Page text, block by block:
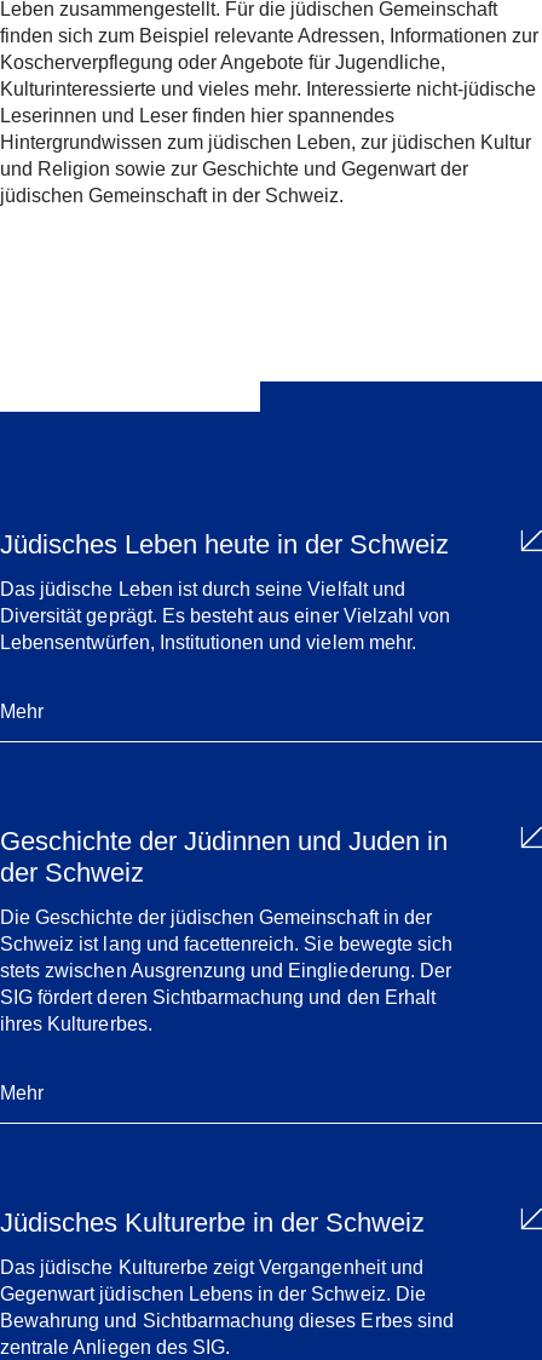
Leben zusammengestellt. Für die jüdischen Gemeinschaft
finden sich zum Beispiel relevante Adressen, Informationen zur
Koscherverpflegung oder Angebote für Jugendliche,
Kulturinteressierte und vieles mehr. Interessierte nicht-jüdische
Leserinnen und Leser finden hier spannendes
Hintergrundwissen zum jüdischen Leben, zur jüdischen Kultur
und Religion sowie zur Geschichte und Gegenwart der
jüdischen Gemeinschaft in der Schweiz.
Jüdisches Leben heute in der Schweiz
Das jüdische Leben ist durch seine Vielfalt und
Diversität geprägt. Es besteht aus einer Vielzahl von
Lebensentwürfen, Institutionen und vielem mehr.
Mehr
Geschichte der Jüdinnen und Juden in
der Schweiz
Die Geschichte der jüdischen Gemeinschaft in der
Schweiz ist lang und facettenreich. Sie bewegte sich
stets zwischen Ausgrenzung und Eingliederung. Der
SIG fördert deren Sichtbarmachung und den Erhalt
ihres Kulturerbes.
Mehr
Jüdisches Kulturerbe in der Schweiz
Das jüdische Kulturerbe zeigt Vergangenheit und
Gegenwart jüdischen Lebens in der Schweiz. Die
Bewahrung und Sichtbarmachung dieses Erbes sind
zentrale Anliegen des SIG.